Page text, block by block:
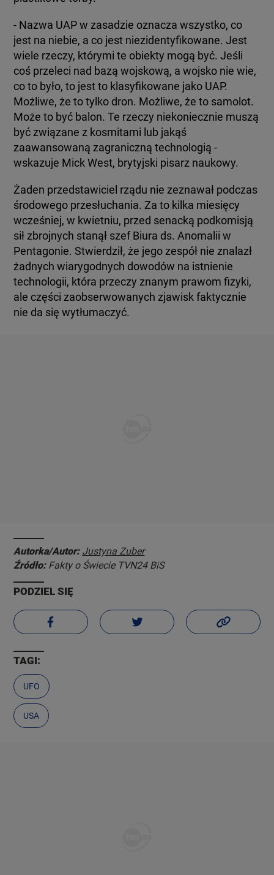
- Nazwa UAP w zasadzie oznacza wszystko, co
jest na niebie, a co jest niezidentyfikowane. Jest
wiele rzeczy, którymi te obiekty mogą być. Jeśli
coś przeleci nad bazą wojskową, a wojsko nie wie,
co to było, to jest to klasyfikowane jako UAP.
Możliwe, że to tylko dron. Możliwe, że to samolot.
Może to być balon. Te rzeczy niekoniecznie muszą
być związane z kosmitami lub jakąś
zaawansowaną zagraniczną technologią -
wskazuje Mick West, brytyjski pisarz naukowy.
Żaden przedstawiciel rządu nie zeznawał podczas
środowego przesłuchania. Za to kilka miesięcy
wcześniej, w kwietniu, przed senacką podkomisją
sił zbrojnych stanął szef Biura ds. Anomalii w
Pentagonie. Stwierdził, że jego zespół nie znalazł
żadnych wiarygodnych dowodów na istnienie
technologii, która przeczy znanym prawom fizyki,
ale części zaobserwowanych zjawisk faktycznie
nie da się wytłumaczyć.
Autorka/Autor: Justyna Zuber
Źródło: Fakty o Świecie TVN24 BiS
PODZIEL SIĘ
TAGI:
UFO
USA